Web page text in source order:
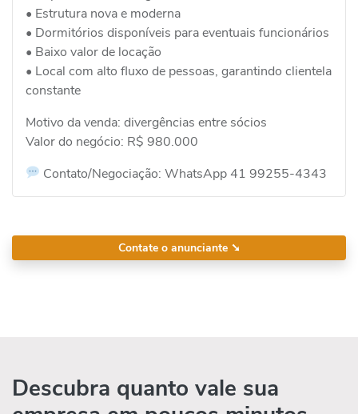
• Estrutura nova e moderna
• Dormitórios disponíveis para eventuais funcionários
• Baixo valor de locação
• Local com alto fluxo de pessoas, garantindo clientela
constante
Motivo da venda: divergências entre sócios
Valor do negócio: R$ 980.000
Contato/Negociação: WhatsApp 41 99255-4343
Contate o anunciante ➘
Descubra quanto vale sua